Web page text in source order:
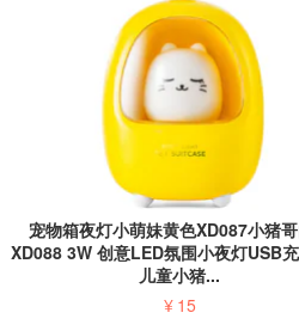
宠物箱夜灯小萌妹黄色XD087小猪
XD088 3W 创意LED氛围小夜灯USB
儿童小猪...
¥ 15